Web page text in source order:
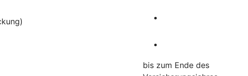
bis zum Ende des